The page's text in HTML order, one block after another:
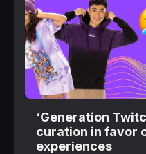
‘Generation
curation in favor
experiences